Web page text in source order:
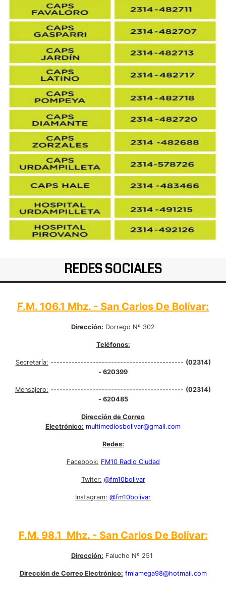
REDES SOCIALES
F.M. 106.1 Mhz. - San Carlos De Bolívar:
Dirección: Dorrego Nº 302
Teléfonos:
Secretaría: -------------------------------------------- (02314)
- 620399
Mensajero: -------------------------------------------- (02314)
- 620485
Dirección de Correo
Electrónico: multimediosbolivar@gmail.com
Redes:
Facebook: FM10 Radio Ciudad
Twiter: @fm10bolivar
Instagram: @fm10bolivar
F.M. 98.1 Mhz. - San Carlos De Bolívar:
Dirección: Falucho Nº 251
Dirección de Correo Electrónico: fmlamega98@hotmail.com